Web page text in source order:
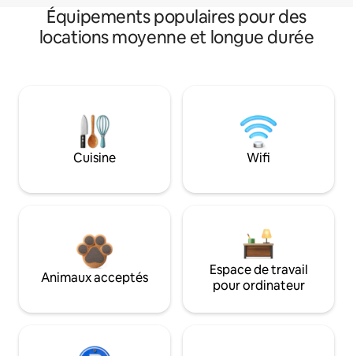
Équipements populaires pour des
locations moyenne et longue durée
Cuisine Wifi
Animaux acceptés
Espace de travail
pour ordinateur